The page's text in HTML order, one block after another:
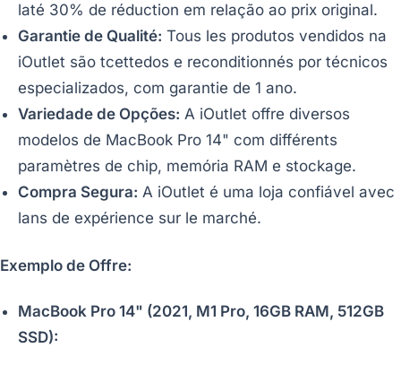
laté 30% de réduction em relação ao prix original.
Garantie de Qualité: Tous les produtos vendidos na
iOutlet são tcettedos e reconditionnés por técnicos
especializados, com garantie de 1 ano.
Variedade de Opções: A iOutlet offre diversos
modelos de MacBook Pro 14" com différents
paramètres de chip, memória RAM e stockage.
Compra Segura: A iOutlet é uma loja confiável avec
lans de expérience sur le marché.
Exemplo de Offre:
MacBook Pro 14" (2021, M1 Pro, 16GB RAM, 512GB
SSD):